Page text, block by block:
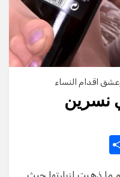
اقدام النساء
نسرين